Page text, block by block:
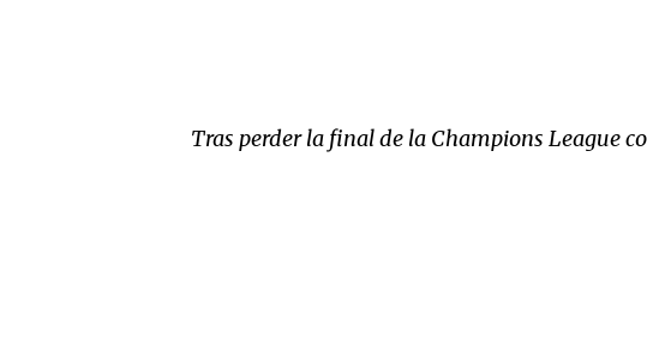
Tras perder la final de la Champions League